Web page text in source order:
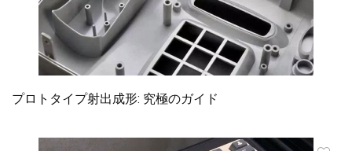
プロトタイプ射出成形: 究極のガイド